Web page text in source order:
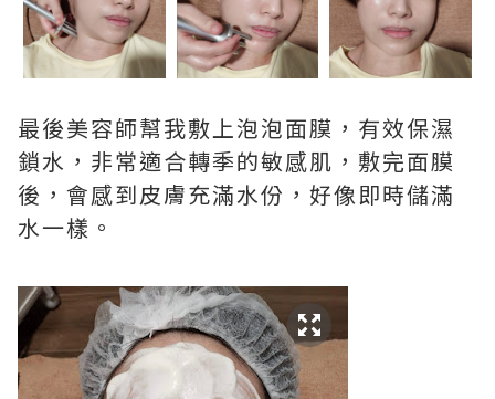
最後美容師幫我敷上泡泡面膜，有效保濕
鎖水，非常適合轉季的敏感肌，敷完面膜
後，會感到皮膚充滿水份，好像即時儲滿
水一樣。